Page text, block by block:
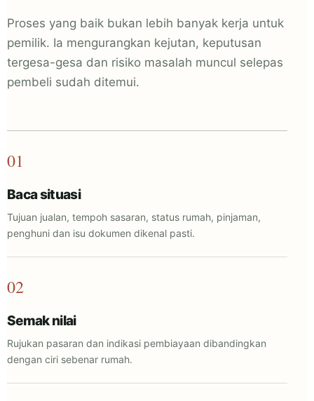
Proses yang baik bukan lebih banyak kerja untuk
pemilik. Ia mengurangkan kejutan, keputusan
tergesa-gesa dan risiko masalah muncul selepas
pembeli sudah ditemui.
01
Baca situasi
Tujuan jualan, tempoh sasaran, status rumah, pinjaman,
penghuni dan isu dokumen dikenal pasti.
02
Semak nilai
Rujukan pasaran dan indikasi pembiayaan dibandingkan
dengan ciri sebenar rumah.